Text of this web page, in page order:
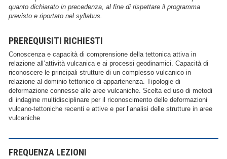
quanto dichiarato in precedenza, al fine di rispettare il programma
previsto e riportato nel syllabus.
PREREQUISITI RICHIESTI
Conoscenza e capacità di comprensione della tettonica attiva in
relazione all’attività vulcanica e ai processi geodinamici. Capacità di
riconoscere le principali strutture di un complesso vulcanico in
relazione al dominio tettonico di appartenenza. Tipologie di
deformazione connesse alle aree vulcaniche. Scelta ed uso di metodi
di indagine multidisciplinare per il riconoscimento delle deformazioni
vulcano-tettoniche recenti e attive e per l’analisi delle strutture in aree
vulcaniche
FREQUENZA LEZIONI